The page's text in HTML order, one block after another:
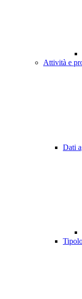
Attività e
Dati